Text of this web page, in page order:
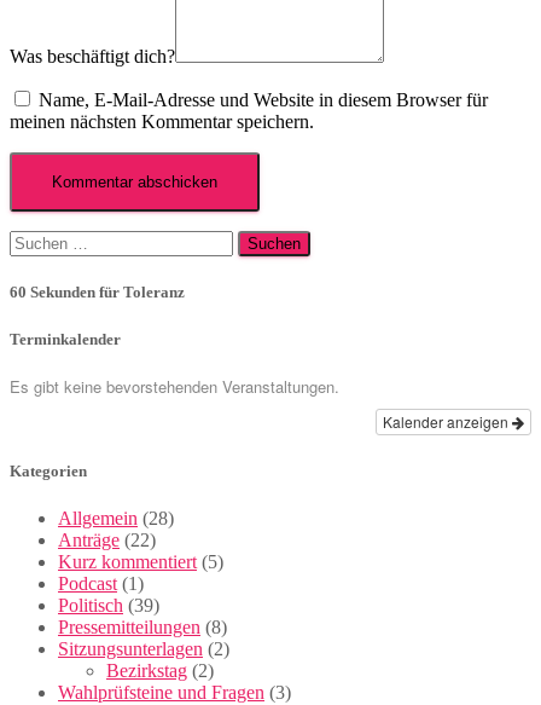
Was beschäftigt dich?
Name, E-Mail-Adresse und Website in diesem Browser für
meinen nächsten Kommentar speichern.
Suchen
nach:
60 Sekunden für Toleranz
Terminkalender
Es gibt keine bevorstehenden Veranstaltungen.
Kalender anzeigen
Kategorien
Allgemein (28)
Anträge (22)
Kurz kommentiert (5)
Podcast (1)
Politisch (39)
Pressemitteilungen (8)
Sitzungsunterlagen (2)
Bezirkstag (2)
Wahlprüfsteine und Fragen (3)